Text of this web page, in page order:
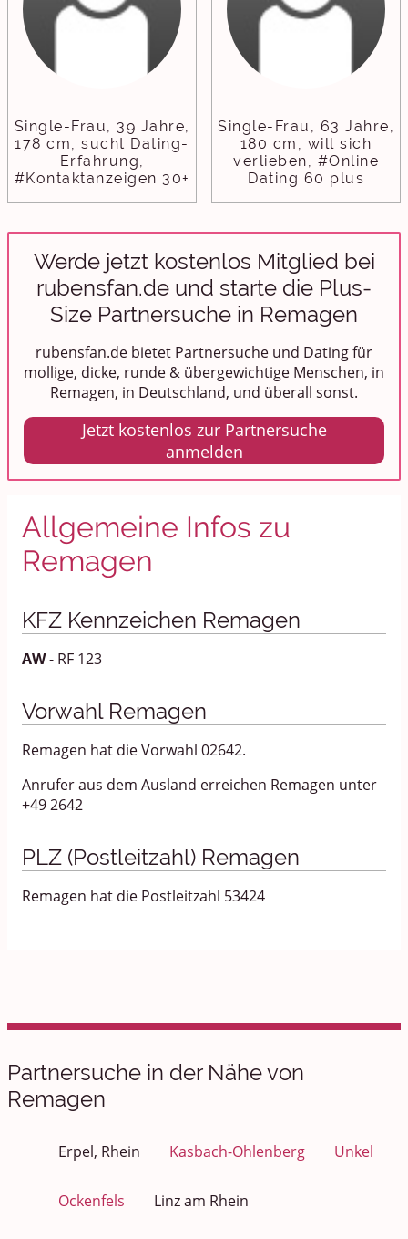
Single-Frau, 39 Jahre,
178 cm, sucht Dating-
Erfahrung,
#Kontaktanzeigen 30+
Single-Frau, 63 Jahre,
180 cm, will sich
verlieben, #Online
Dating 60 plus
Werde jetzt kostenlos Mitglied bei
rubensfan.de und starte die Plus-
Size Partnersuche in Remagen
rubensfan.de bietet Partnersuche und Dating für
mollige, dicke, runde & übergewichtige Menschen, in
Remagen, in Deutschland, und überall sonst.
Jetzt kostenlos zur Partnersuche
anmelden
Allgemeine Infos zu
Remagen
KFZ Kennzeichen Remagen
AW- RF 123
Vorwahl Remagen
Remagen hat die Vorwahl 02642.
Anrufer aus dem Ausland erreichen Remagen unter
+49 2642
PLZ (Postleitzahl) Remagen
Remagen hat die Postleitzahl 53424
Partnersuche in der Nähe von
Remagen
Erpel, Rhein Kasbach-Ohlenberg Unkel
Ockenfels Linz am Rhein